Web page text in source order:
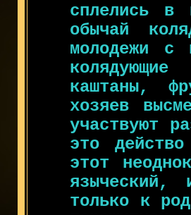
сплелись в
обычай
молодежи с
каштаны,
хозяев
участвуют
это
этот
языческий,
только к